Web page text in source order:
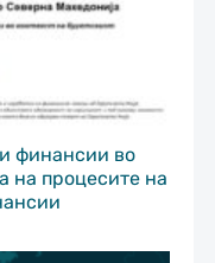
финансии во
на процесите на